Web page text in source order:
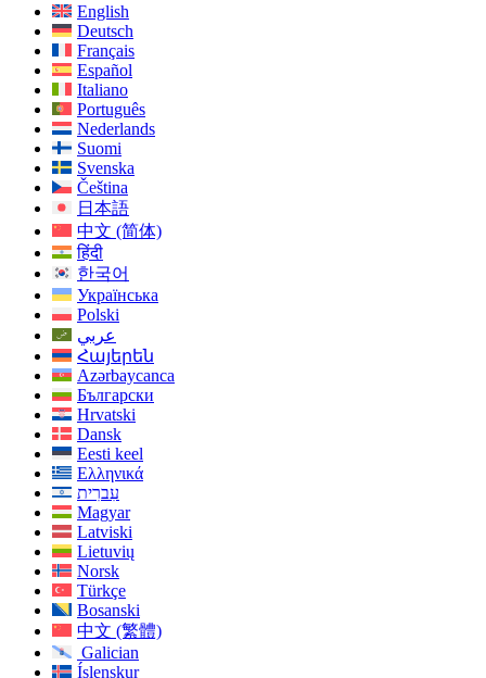
English
Deutsch
Français
Español
Italiano
Português
Nederlands
Suomi
Svenska
Čeština
日本語
中文 (简体)
हिंदी
한국어
Українська
Polski
عربي
Հայերեն
Azərbaycanca
Български
Hrvatski
Dansk
Eesti keel
Ελληνικά
עִברִית
Magyar
Latviski
Lietuvių
Norsk
Türkçe
Bosanski
中文 (繁體)
Galician
Íslenskur